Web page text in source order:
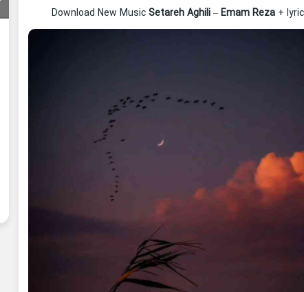
Download New Music Setareh Aghili– Emam Reza+